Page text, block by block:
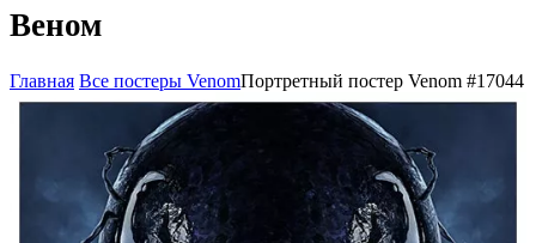
Веном
Главная Все постеры VenomПортретный постер Venom #17044